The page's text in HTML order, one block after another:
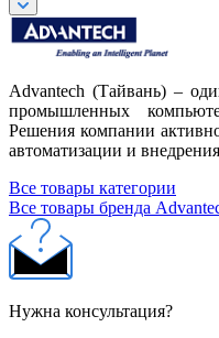
Advantech (Тайвань) –
промышленных
Решения компании
автоматизации и
Все товары категории
Все товары бренда
Нужна консультация?